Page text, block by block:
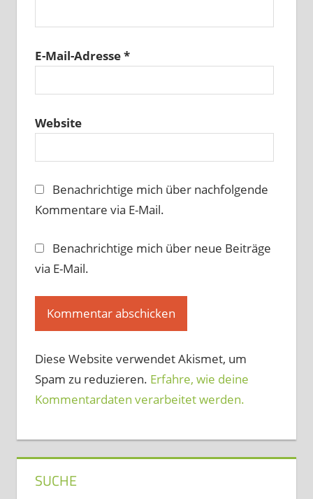
E-Mail-Adresse*
Website
Benachrichtige mich über nachfolgende
Kommentare via E-Mail.
Benachrichtige mich über neue Beiträge
via E-Mail.
Diese Website verwendet Akismet, um
Spam zu reduzieren. Erfahre, wie deine
Kommentardaten verarbeitet werden.
SUCHE